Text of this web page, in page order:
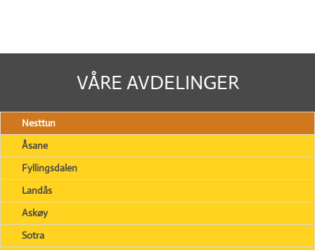
VÅRE AVDELINGER
Nesttun
Åsane
Fyllingsdalen
Landås
Askøy
Sotra